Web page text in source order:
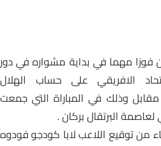
مهما في بداية مشواره في دور
الافريقي على حساب الهلال
وذلك في المباراة التي جمعت
البرتقال بركان .
توقيع اللاعب لابا كودجو فودوه